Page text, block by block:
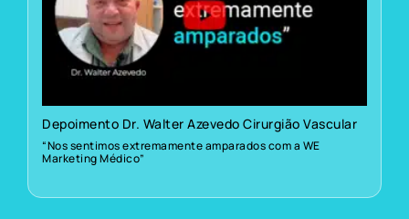
Depoimento Dr. Walter Azevedo Cirurgião Vascular
“Nos sentimos extremamente amparados com a WE
Marketing Médico”